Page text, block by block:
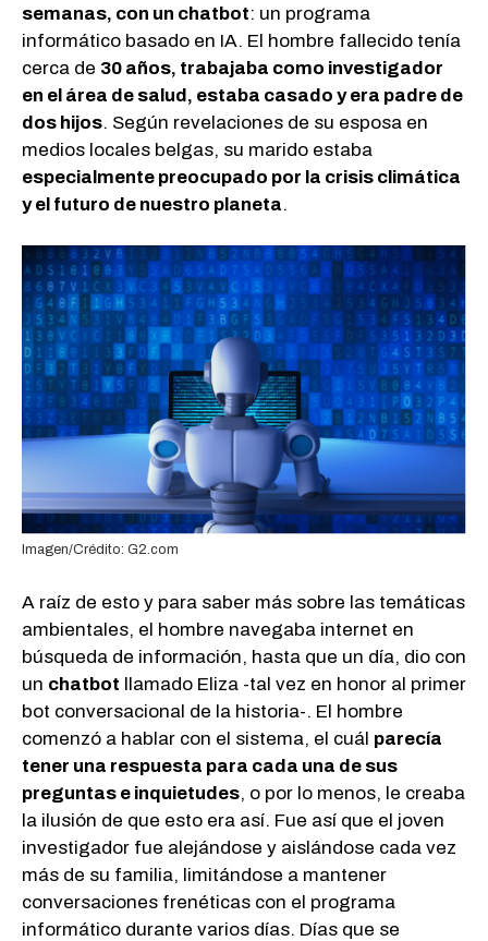
semanas, con un chatbot: un programa
informático basado en IA. El hombre fallecido tenía
cerca de 30 años, trabajaba como investigador
en el área de salud, estaba casado y era padre de
dos hijos. Según revelaciones de su esposa en
medios locales belgas, su marido estaba
especialmente preocupado por la crisis climática
y el futuro de nuestro planeta.
Imagen/Crédito: G2.com
A raíz de esto y para saber más sobre las temáticas
ambientales, el hombre navegaba internet en
búsqueda de información, hasta que un día, dio con
un chatbot llamado Eliza -tal vez en honor al primer
bot conversacional de la historia-. El hombre
comenzó a hablar con el sistema, el cuál parecía
tener una respuesta para cada una de sus
preguntas e inquietudes, o por lo menos, le creaba
la ilusión de que esto era así. Fue así que el joven
investigador fue alejándose y aislándose cada vez
más de su familia, limitándose a mantener
conversaciones frenéticas con el programa
informático durante varios días. Días que se